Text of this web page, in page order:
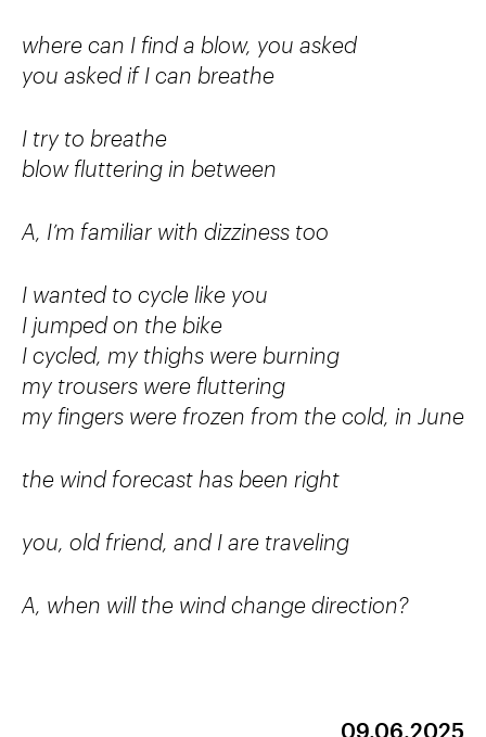
where can I find a blow, you asked
you asked if I can breathe
I try to breathe
blow fluttering in between
A, I’m familiar with dizziness too
I wanted to cycle like you
I jumped on the bike
I cycled, my thighs were burning
my trousers were fluttering
my fingers were frozen from the cold, in June
the wind forecast has been right
you, old friend, and I are traveling
A, when will the wind change direction?
09.06.2025